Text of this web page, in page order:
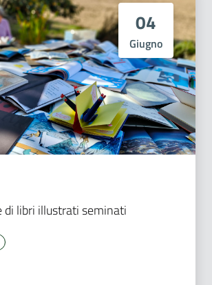
04
Giugno
di libri illustrati seminati